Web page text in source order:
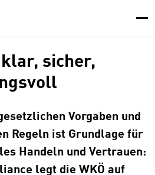
sicher,
Vorgaben und
Regeln ist Grundlage für
Handeln und Vertrauen:
legt die WKÖ auf